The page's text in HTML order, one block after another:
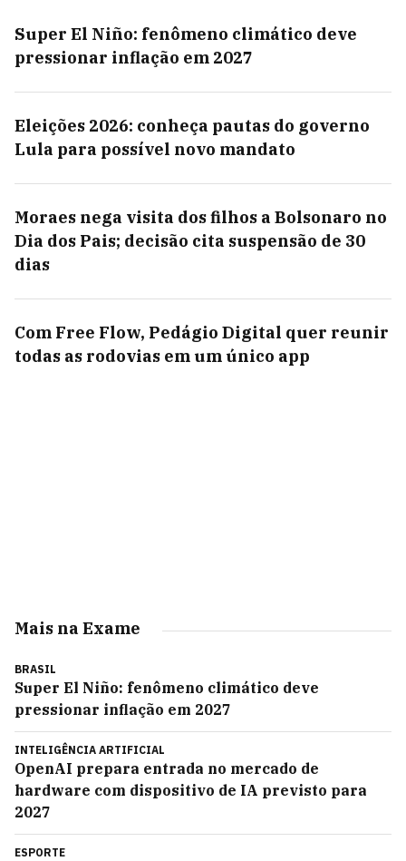
Super El Niño: fenômeno climático deve
pressionar inflação em 2027
Eleições 2026: conheça pautas do governo
Lula para possível novo mandato
Moraes nega visita dos filhos a Bolsonaro no
Dia dos Pais; decisão cita suspensão de 30
dias
Com Free Flow, Pedágio Digital quer reunir
todas as rodovias em um único app
Mais na Exame
BRASIL
Super El Niño: fenômeno climático deve
pressionar inflação em 2027
INTELIGÊNCIA ARTIFICIAL
OpenAI prepara entrada no mercado de
hardware com dispositivo de IA previsto para
2027
ESPORTE